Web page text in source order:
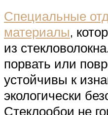
Специальные
материалы,
из
порвать или
устойчивы к
экологически
Стеклообои не